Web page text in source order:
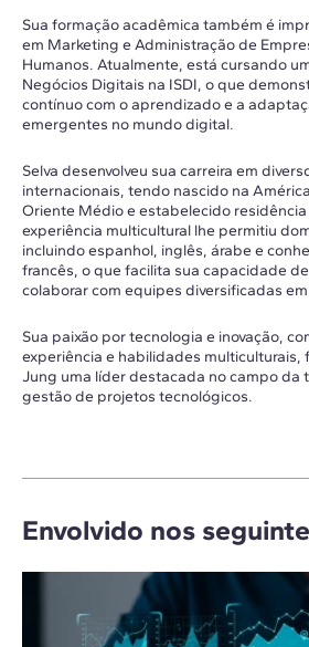
Sua formação acadêmica também é
em Marketing e Administração de
Humanos. Atualmente, está cursando
Negócios Digitais na ISDI, o que
contínuo com o aprendizado e a
emergentes no mundo digital.
Selva desenvolveu sua carreira em
internacionais, tendo nascido na
Oriente Médio e estabelecido residência
experiência multicultural lhe permitiu
incluindo espanhol, inglês, árabe e
francês, o que facilita sua capacidade
colaborar com equipes diversificadas
Sua paixão por tecnologia e inovação,
experiência e habilidades multiculturais,
Jung uma líder destacada no campo da
gestão de projetos tecnológicos.
Envolvido nos